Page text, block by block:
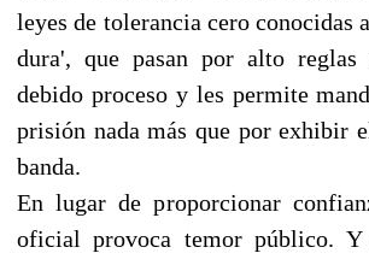
leyes de tolerancia cero conocidas
dura', que pasan por alto reglas
debido proceso y les permite
prisión nada más que por exhibir
banda.
En lugar de proporcionar
oficial provoca temor público.